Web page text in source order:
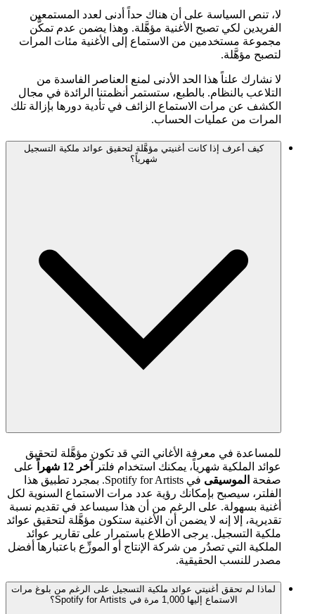
لا، تنص السياسة على أن هناك حداً أدنى لعدد المستمعين
الفريدين لكي تصبح الأغنية مؤهَّلة. وهذا يضمن عدم تمكُّن
مجموعة مستخدمين من الاستماع إلى الأغنية مئات المرات
لتصبح مؤهَّلة.
لا نشارك علناً هذا الحد الأدنى لمنع العناصر الفاسدة من
التلاعب بالنظام. بالطبع، ستستمر أنظمتنا الرائدة في مجال
الكشف عن مرات الاستماع الزائف في تأدية دورها بإزالة تلك
المرات من عمليات الحساب.
كيف أعرف إذا كانت أغنيتي مؤهَّلة لتحقيق عوائد ملكية التسجيل
شهرياً؟
للمساعدة في معرفة الأغاني التي قد تكون مؤهَّلة لتحقيق
عوائد الملكية شهرياً، يمكنك استخدام فلتر
آخر 12 شهراً
على
صفحة الموسيقى
في Spotify for Artists. بمجرد تطبيق هذا
الفلتر، سيصبح بإمكانك رؤية عدد مرات الاستماع السنوية لكل
أغنية بسهولة. على الرغم من أن هذا سيساعد في تقديم نسبة
تقديرية، إلا إنه لا يضمن أن الأغنية ستكون مؤهَّلة لتحقيق عوائد
ملكية التسجيل. يرجى الاطلاع باستمرار على تقارير عوائد
الملكية التي تصدُر من شركة الإنتاج أو الموزِّع باعتبارها أفضل
مصدر للنسب الحقيقية.
لماذا لم تحقق أغنيتي عوائد ملكية التسجيل على الرغم من بلوغ مرات
الاستماع إليها 1,000 مرة في Spotify for Artists؟